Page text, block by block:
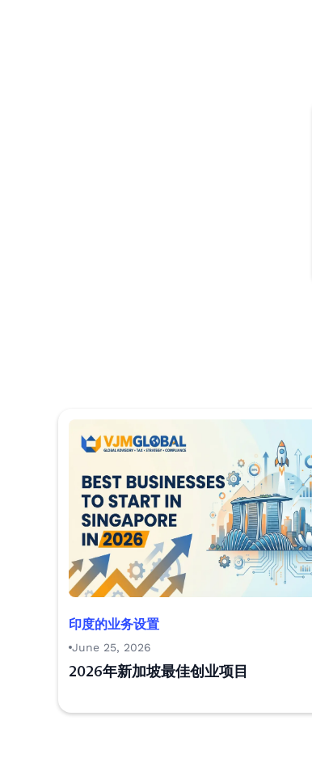
印度的业务设置
June 25, 2026
2026年新加坡最佳创业项目